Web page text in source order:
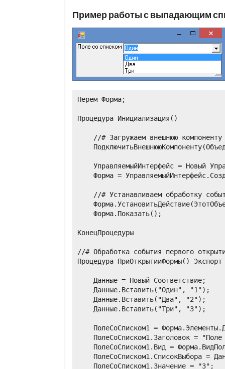
Пример работы с выпадающим
Перем Форма;
Процедура Инициализация()
    //# Загружаем внешнюю компоненту
УправляемыйИнтерфейс = Новый
Форма =
//# Устанавливаем обработку
    Форма.Показать();
КонецПроцедуры
//# Обработка события первого
Процедура ПриОткрытииФормы() Экспорт
    Данные = Новый Соответствие;
    Данные.Вставить("Один", "1");
    Данные.Вставить("Два", "2");
    Данные.Вставить("Три", "3");
ПолеСоСписком1 =
ПолеСоСписком1.Заголовок = "Поле
ПолеСоСписком1.Вид =
ПолеСоСписком1.СписокВыбора =
    ПолеСоСписком1.Значение = "3";